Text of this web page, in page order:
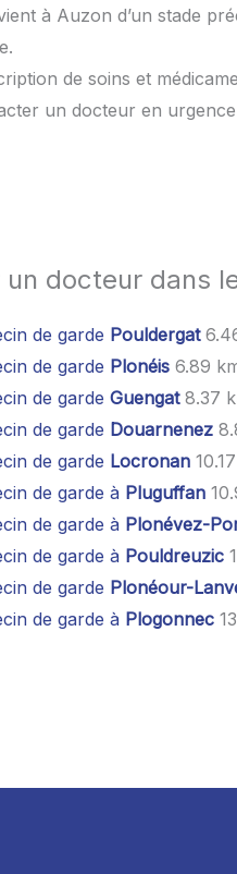
à Auzon d’un stade
de soins et
un docteur en
un docteur dans
de garde Pouldergat
de garde Plonéis 6.89
de garde Guengat8.37
de garde Douarnenez
de garde Locronan
de garde à Pluguffan
de garde à Plonévez-
de garde à Pouldreuzic
de garde Plonéour-
de garde à Plogonnec